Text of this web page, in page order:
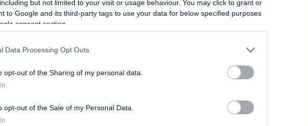
but not limited to your visit or usage behaviour. You may click to grant or
to Google and its third-party tags to use your data for below specified purposes
consent section.
Data Processing Opt Outs
opt-out of the Sharing of my personal data.
opt-out of the Sale of my Personal Data.
Motbakke
Oppvarming / Intervaller / Nedtrapping
oksygenopptaks (VO2max). Intervallene
effektive øktene for å heve den aerobe kapasiteten.